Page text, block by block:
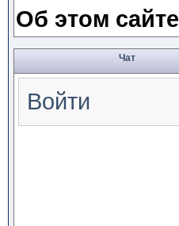
Об этом сайте
Чат
Войти